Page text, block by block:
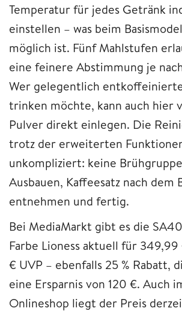
Temperatur für jedes Getränk
einstellen – was beim
möglich ist. Fünf Mahlstufen
eine feinere Abstimmung je
Wer gelegentlich
trinken möchte, kann auch hier
Pulver direkt einlegen. Die
trotz der erweiterten
unkompliziert: keine
Ausbauen, Kaffeesatz nach dem
entnehmen und fertig.
Bei MediaMarkt gibt es die
Farbe Lioness aktuell für
€ UVP – ebenfalls 25 % Rabatt,
eine Ersparnis von 120 €. Auch
Onlineshop liegt der Preis